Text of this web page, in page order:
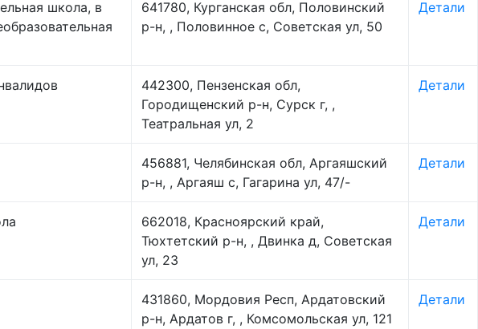
школа, в
641780, Курганская обл, Половинский
р-н, , Половинное с, Советская ул, 50
Детали
442300, Пензенская обл,
Городищенский р-н, Сурск г, ,
Театральная ул, 2
Детали
456881, Челябинская обл, Аргаяшский
р-н, , Аргаяш с, Гагарина ул, 47/-
Детали
662018, Красноярский край,
Тюхтетский р-н, , Двинка д, Советская
ул, 23
Детали
431860, Мордовия Респ, Ардатовский
р-н, Ардатов г, , Комсомольская ул, 121
Детали